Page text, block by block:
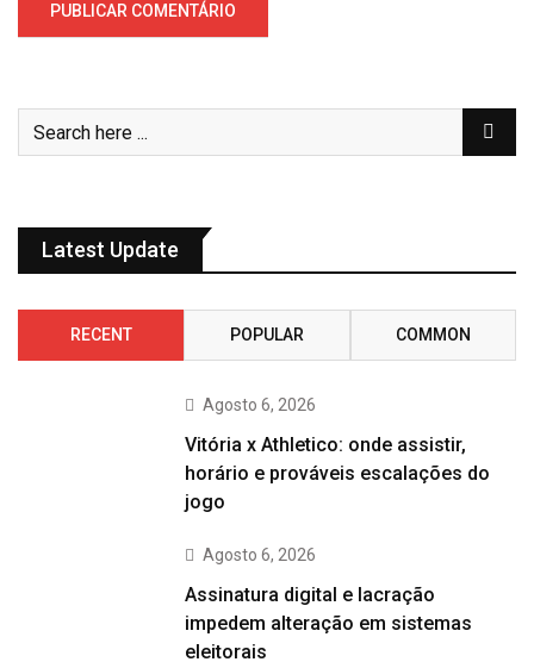
Latest Update
RECENT POPULAR COMMON
Agosto 6, 2026
Vitória x Athletico: onde assistir,
horário e prováveis escalações do
jogo
Agosto 6, 2026
Assinatura digital e lacração
impedem alteração em sistemas
eleitorais